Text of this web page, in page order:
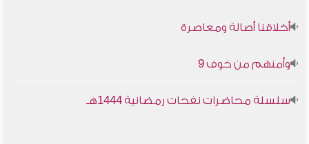
أخلاقنا أصالة ومعاصرة
وأمنهم من خوف 9
سلسلة محاضرات نفحات رمضانية 1444هـ